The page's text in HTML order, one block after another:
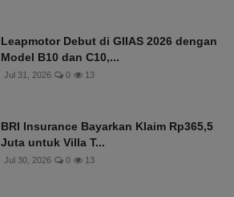
Leapmotor Debut di GIIAS 2026 dengan
Model B10 dan C10,...
Jul 31, 2026 0 13
BRI Insurance Bayarkan Klaim Rp365,5
Juta untuk Villa T...
Jul 30, 2026 0 13